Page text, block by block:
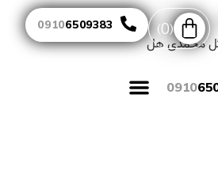
0910
0
09106509383
محمدی هل